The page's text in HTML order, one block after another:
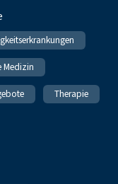
Medizin
Therapie